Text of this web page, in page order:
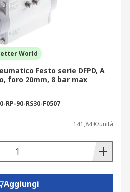
attuatori rotativi
al collegamento
rotante che aziona una
rotatorio
un attuatore
utilizzati in
per il trasporto,
di parti,
di controllo e possono
World
Festo serie DFPD, A
foro 20mm, 8 bar max
RP-90-RS30-F0507
141,84 €/unità
Aggiungi